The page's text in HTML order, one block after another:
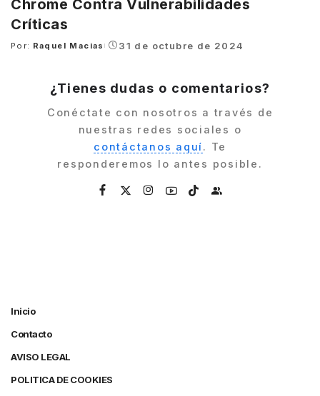
Chrome Contra Vulnerabilidades
Críticas
Posted
Por: Raquel Macias 31 de octubre de 2024
¿Tienes dudas o comentarios?
Conéctate con nosotros a través de
nuestras redes sociales o
contáctanos aquí. Te
responderemos lo antes posible.
Inicio
Contacto
AVISO LEGAL
POLITICA DE COOKIES